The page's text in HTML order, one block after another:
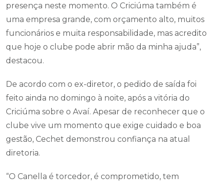
presença neste momento. O Criciúma também é
uma empresa grande, com orçamento alto, muitos
funcionários e muita responsabilidade, mas acredito
que hoje o clube pode abrir mão da minha ajuda”,
destacou.
De acordo com o ex-diretor, o pedido de saída foi
feito ainda no domingo à noite, após a vitória do
Criciúma sobre o Avaí. Apesar de reconhecer que o
clube vive um momento que exige cuidado e boa
gestão, Cechet demonstrou confiança na atual
diretoria.
“O Canella é torcedor, é comprometido, tem